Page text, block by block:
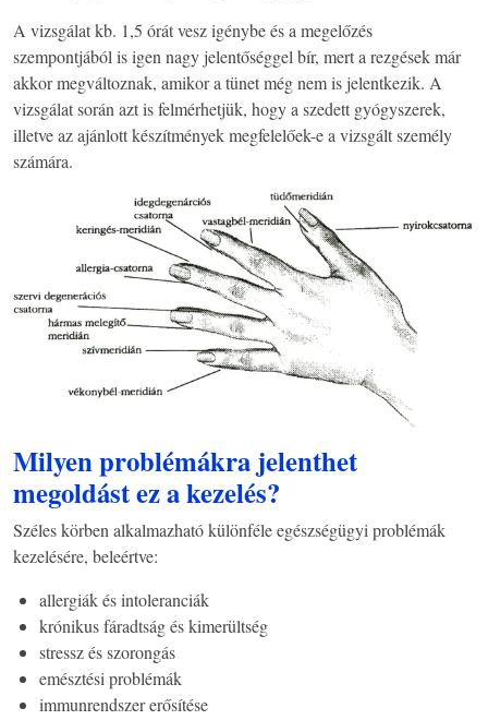
A vizsgálat kb. 1,5 órát vesz igénybe és a megelőzés
szempontjából is igen nagy jelentőséggel bír, mert a rezgések már
akkor megváltoznak, amikor a tünet még nem is jelentkezik. A
vizsgálat során azt is felmérhetjük, hogy a szedett gyógyszerek,
illetve az ajánlott készítmények megfelelőek-e a vizsgált személy
számára.
Milyen problémákra jelenthet
megoldást ez a kezelés?
Széles körben alkalmazható különféle egészségügyi problémák
kezelésére, beleértve:
allergiák és intoleranciák
krónikus fáradtság és kimerültség
stressz és szorongás
emésztési problémák
immunrendszer erősítése